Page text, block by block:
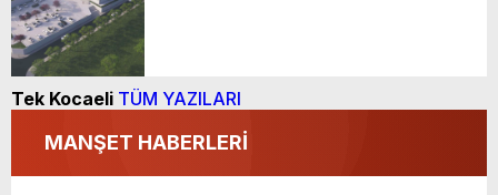
Tek Kocaeli TÜM YAZILARI
MANŞET HABERLERİ